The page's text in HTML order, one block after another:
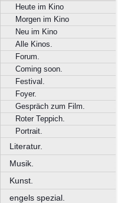
Heute im Kino
Morgen im Kino
Neu im Kino
Alle Kinos.
Forum.
Coming soon.
Festival.
Foyer.
Gespräch zum Film.
Roter Teppich.
Portrait.
Literatur.
Musik.
Kunst.
engels spezial.